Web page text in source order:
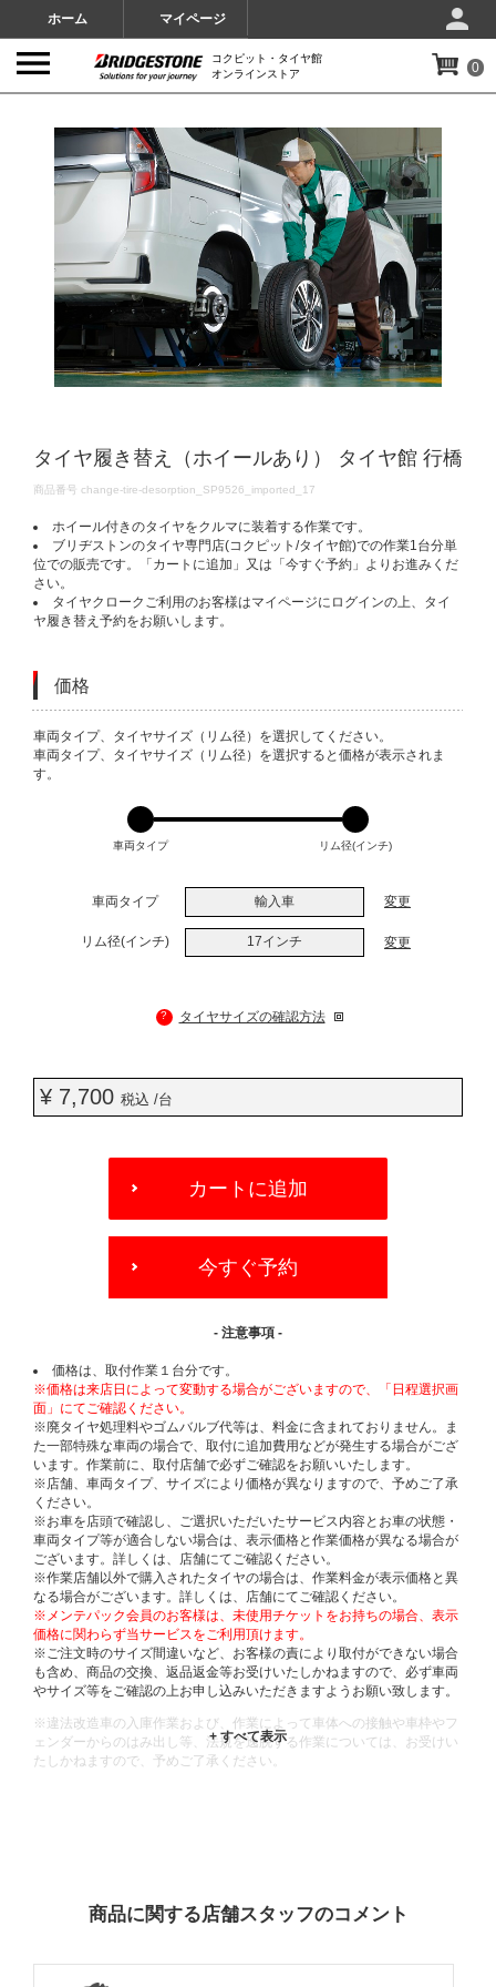
ホーム マイページ
コクピット・タイヤ館
オンラインストア
0
タイヤ履き替え（ホイールあり） タイヤ館 行橋
DETAILS
商品番号 change-tire-desorption_SP9526_imported_17
ホイール付きのタイヤをクルマに装着する作業です。
ブリヂストンのタイヤ専門店(コクピット/タイヤ館)での作業1台分単
位での販売です。「カートに追加」又は「今すぐ予約」よりお進みくだ
さい。
タイヤクロークご利用のお客様はマイページにログインの上、タイ
ヤ履き替え予約をお願いします。
価格
VARIATIONS
車両タイプ、タイヤサイズ（リム径）を選択してください。
車両タイプ、タイヤサイズ（リム径）を選択すると価格が表示されま
す。
車両タイプ リム径(インチ)
車両タイプ 輸入車 変更
リム径(インチ) 17インチ 変更
? タイヤサイズの確認方法
¥ 7,700 税込 /台
OPTIONS
カートに追加
今すぐ予約
- 注意事項 -
価格は、取付作業１台分です。
※価格は来店日によって変動する場合がございますので、「日程選択画
面」にてご確認ください。
※廃タイヤ処理料やゴムバルブ代等は、料金に含まれておりません。ま
た一部特殊な車両の場合で、取付に追加費用などが発生する場合がござ
います。作業前に、取付店舗で必ずご確認をお願いいたします。
※店舗、車両タイプ、サイズにより価格が異なりますので、予めご了承
ください。
※お車を店頭で確認し、ご選択いただいたサービス内容とお車の状態・
車両タイプ等が適合しない場合は、表示価格と作業価格が異なる場合が
ございます。詳しくは、店舗にてご確認ください。
※作業店舗以外で購入されたタイヤの場合は、作業料金が表示価格と異
なる場合がございます。詳しくは、店舗にてご確認ください。
※メンテパック会員のお客様は、未使用チケットをお持ちの場合、表示
価格に関わらず当サービスをご利用頂けます。
※ご注文時のサイズ間違いなど、お客様の責により取付ができない場合
も含め、商品の交換、返品返金等お受けいたしかねますので、必ず車両
やサイズ等をご確認の上お申し込みいただきますようお願い致します。
※違法改造車の入庫作業および、作業によって車体への接触や車枠やフ
ェンダーからのはみ出し等、法規を逸脱する作業については、お受けい
たしかねますので、予めご了承ください。
商品に関する店舗スタッフのコメント